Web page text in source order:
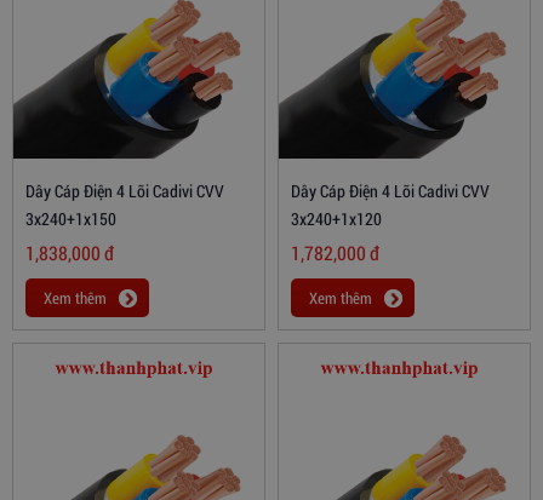
Dây Cáp Điện 4 Lõi Cadivi CVV
3x240+1x150
1,838,000đ
Xem thêm
Dây Cáp Điện 4 Lõi Cadivi CVV
3x240+1x120
1,782,000đ
Xem thêm